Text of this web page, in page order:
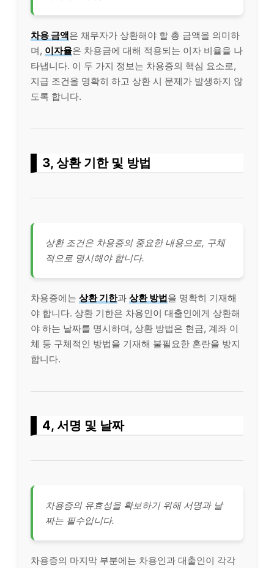
차용 금액은 채무자가 상환해야 할 총 금액을 의미하
며, 이자율은 차용금에 대해 적용되는 이자 비율을 나
타냅니다. 이 두 가지 정보는 차용증의 핵심 요소로,
지급 조건을 명확히 하고 상환 시 문제가 발생하지 않
도록 합니다.
3, 상환 기한 및 방법
상환 조건은 차용증의 중요한 내용으로, 구체
적으로 명시해야 합니다.
차용증에는 상환 기한과 상환 방법을 명확히 기재해
야 합니다. 상환 기한은 차용인이 대출인에게 상환해
야 하는 날짜를 명시하며, 상환 방법은 현금, 계좌 이
체 등 구체적인 방법을 기재해 불필요한 혼란을 방지
합니다.
4, 서명 및 날짜
차용증의 유효성을 확보하기 위해 서명과 날
짜는 필수입니다.
차용증의 마지막 부분에는 차용인과 대출인이 각각